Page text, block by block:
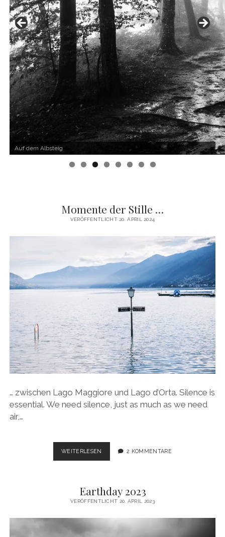
Auf dem Albsteig
Am Benediktushof
Schloss Wörlitz
f
gerhard
Momente der Stille …
VERÖFFENTLICHT 20. APRIL 2024
… zwischen Lago Maggiore und Lago d’Orta. Silence is
essential. We need silence, just as much as we need
air,…
WEITERLESEN MOMENTE
DER
2 KOMMENTARE
Earthday 2023
VERÖFFENTLICHT 20. APRIL 2023